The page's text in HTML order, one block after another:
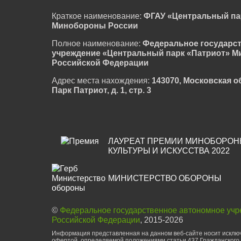
Краткое наименование: ФГАУ «Центральный
Минобороны России
Полное наименование: Федеральное
учреждение «Центральный парк «Патриот»
Российской Федерации
Адрес места нахождения: 143070, Московская
Парк Патриот, д. 1, стр. 3
ЛАУРЕАТ ПРЕМИИ
КУЛЬТУРЫ И ИСКУССТВА 2022
МИНИСТЕРСТВО ОБОРОНЫ
© Федеральное государственное автономное
Российской Федерации, 2015-2026
Информация представленная на данном веб-сайте носит